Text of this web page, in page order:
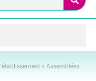
» Assemblées